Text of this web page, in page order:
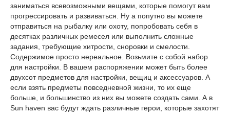
заниматься всевозможными вещами, которые помогут вам
прогрессировать и развиваться. Ну а попутно вы можете
отправиться на рыбалку или охоту, попробовать себя в
десятках различных ремесел или выполнить сложные
задания, требующие хитрости, сноровки и смелости.
Содержимое просто нереальное. Возьмите с собой набор
для настройки. В вашем распоряжении может быть более
двухсот предметов для настройки, вещиц и аксессуаров. А
если взять предметы повседневной жизни, то их еще
больше, и большинство из них вы можете создать сами. А в
Sun haven вас будут ждать различные герои, которые захотят